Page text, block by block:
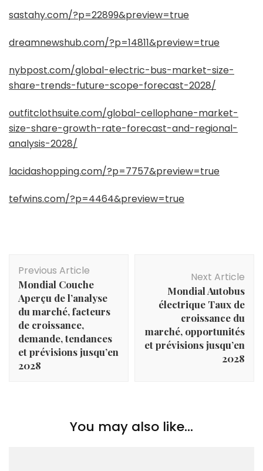
sastahy.com/?p=22899&preview=true
dreamnewshub.com/?p=14811&preview=true
nybpost.com/global-electric-bus-market-size-
share-trends-future-scope-forecast-2028/
outfitclothsuite.com/global-cellophane-market-
size-share-growth-rate-forecast-and-regional-
analysis-2028/
lacidashopping.com/?p=7757&preview=true
tefwins.com/?p=4464&preview=true
Navigation
Previous Article
Mondial Couche
Aperçu de l’analyse
du marché, facteurs
de croissance,
demande, tendances
et prévisions jusqu’en
2028
Next Article
Mondial Autobus
électrique Taux de
croissance du
marché, opportunités
et prévisions jusqu’en
2028
You may also like...